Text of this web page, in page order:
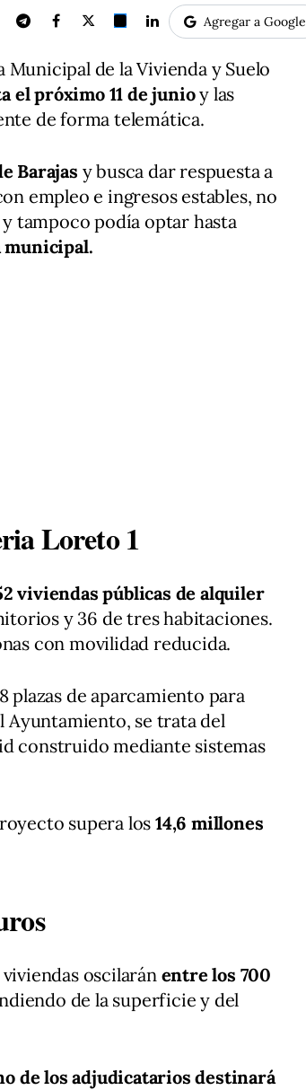
Agregar a Google
de la Vivienda y Suelo
el próximo 11 de junioy las
de forma telemática.
Barajas y busca dar respuesta a
empleo e ingresos estables, no
tampoco podía optar hasta
municipal.
Loreto 1
viviendas públicas de alquiler
y 36 de tres habitaciones.
con movilidad reducida.
plazas de aparcamiento para
Ayuntamiento, se trata del
construido mediante sistemas
supera los14,6 millones
oscilaránentre los 700
de la superficie y del
de los adjudicatarios destinará